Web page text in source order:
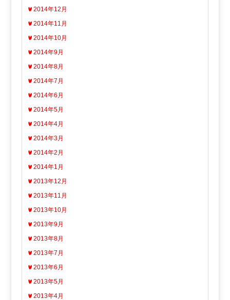
2014年12月
2014年11月
2014年10月
2014年9月
2014年8月
2014年7月
2014年6月
2014年5月
2014年4月
2014年3月
2014年2月
2014年1月
2013年12月
2013年11月
2013年10月
2013年9月
2013年8月
2013年7月
2013年6月
2013年5月
2013年4月